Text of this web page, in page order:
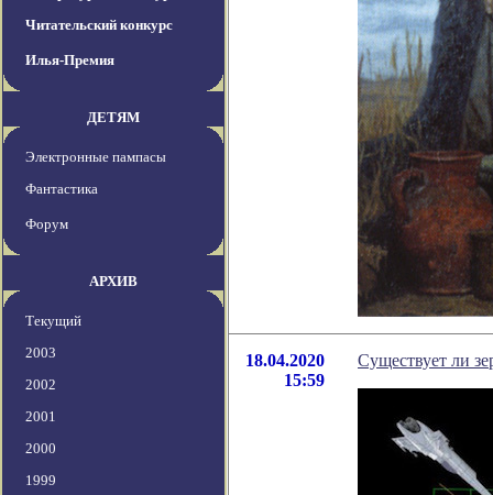
Читательский конкурс
Илья-Премия
ДЕТЯМ
Электронные пампасы
Фантастика
Форум
АРХИВ
Текущий
2003
2002
2001
2000
1999
18.04.2020
15:59
Существует ли